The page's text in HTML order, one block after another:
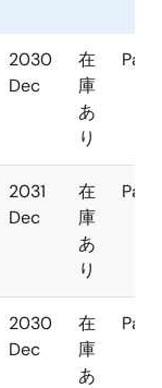
2030
Dec
在
庫
あ
り
2031
Dec
在
庫
あ
り
2030
Dec
在
庫
あ